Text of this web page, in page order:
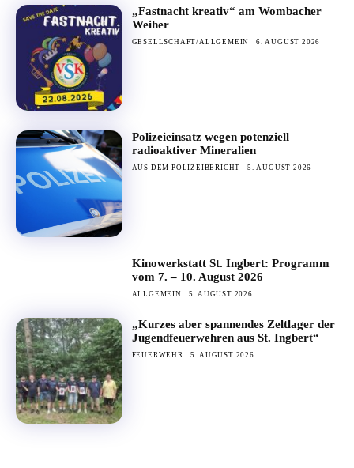
„Fastnacht kreativ“ am Wombacher
Weiher
GESELLSCHAFT/ALLGEMEIN 6. AUGUST 2026
Polizeieinsatz wegen potenziell
radioaktiver Mineralien
AUS DEM POLIZEIBERICHT 5. AUGUST 2026
Kinowerkstatt St. Ingbert: Programm
vom 7. – 10. August 2026
ALLGEMEIN 5. AUGUST 2026
„Kurzes aber spannendes Zeltlager der
Jugendfeuerwehren aus St. Ingbert“
FEUERWEHR 5. AUGUST 2026